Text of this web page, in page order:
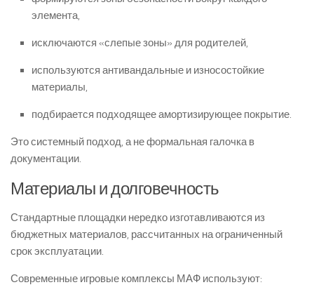
элемента,
исключаются «слепые зоны» для родителей,
используются антивандальные и износостойкие
материалы,
подбирается подходящее амортизирующее покрытие.
Это системный подход, а не формальная галочка в
документации.
Материалы и долговечность
Стандартные площадки нередко изготавливаются из
бюджетных материалов, рассчитанных на ограниченный
срок эксплуатации.
Современные игровые комплексы МАФ используют: